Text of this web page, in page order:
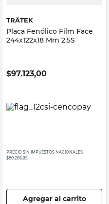
TRÄTEK
Placa Fenólico Film Face
244x122x18 Mm 2.5S
$97.123,00
PRECIO SIN IMPUESTOS NACIONALES:
$80.266,95
Agregar al carrito